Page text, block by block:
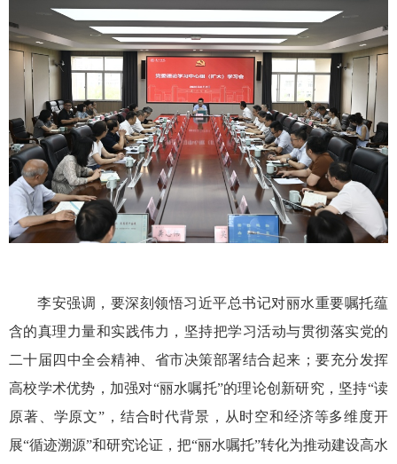
李安强调，要深刻领悟习近平总书记对丽水重要嘱托蕴
含的真理力量和实践伟力，坚持把学习活动与贯彻落实党的
二十届四中全会精神、省市决策部署结合起来；要充分发挥
高校学术优势，加强对“丽水嘱托”的理论创新研究，坚持“读
原著、学原文”，结合时代背景，从时空和经济等多维度开
展“循迹溯源”和研究论证，把“丽水嘱托”转化为推动建设高水